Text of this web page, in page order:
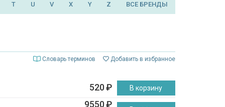
T U V X Y Z ВСЕ БРЕНДЫ
Словарь терминов Добавить в избранное
520₽ В корзину
9550₽